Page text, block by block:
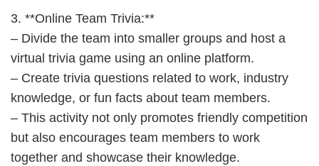
3. **Online Team Trivia:**
– Divide the team into smaller groups and host a
virtual trivia game using an online platform.
– Create trivia questions related to work, industry
knowledge, or fun facts about team members.
– This activity not only promotes friendly competition
but also encourages team members to work
together and showcase their knowledge.